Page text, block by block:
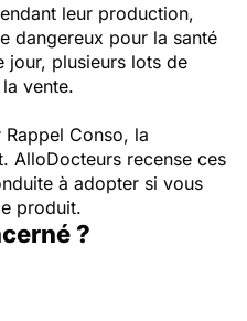
leur production,
dangereux pour la santé
jour, plusieurs lots de
vente.
Conso, la
AlloDocteurs recense ces
à adopter si vous
produit.
?